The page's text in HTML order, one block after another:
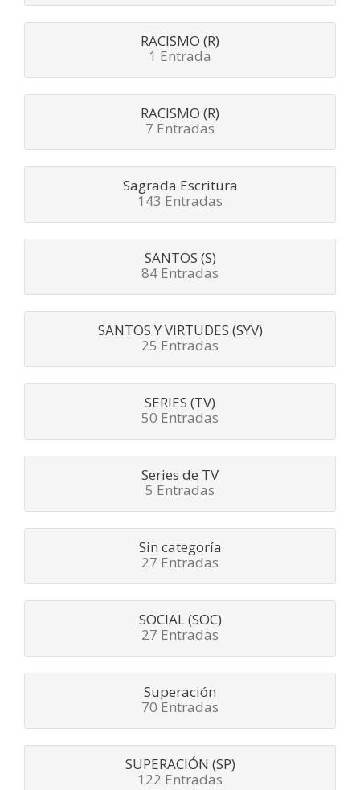
RACISMO (R)
1 Entrada
RACISMO (R)
7 Entradas
Sagrada Escritura
143 Entradas
SANTOS (S)
84 Entradas
SANTOS Y VIRTUDES (SYV)
25 Entradas
SERIES (TV)
50 Entradas
Series de TV
5 Entradas
Sin categoría
27 Entradas
SOCIAL (SOC)
27 Entradas
Superación
70 Entradas
SUPERACIÓN (SP)
122 Entradas